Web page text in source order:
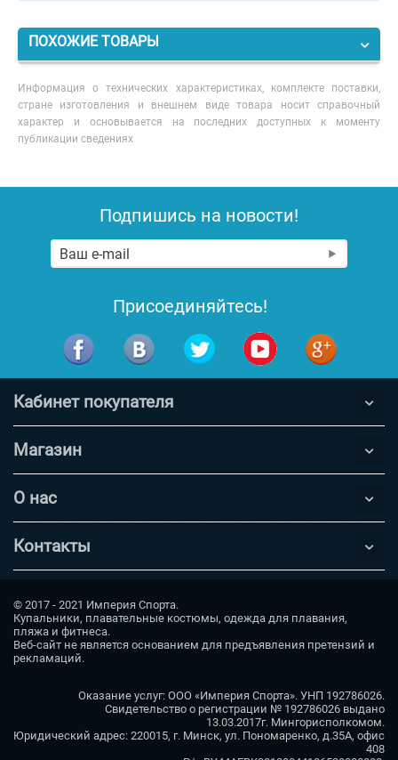
ПОХОЖИЕ ТОВАРЫ
Информация о технических характеристиках, комплекте поставки,
стране изготовления и внешнем виде товара носит справочный
характер и основывается на последних доступных к моменту
публикации сведениях
Подпишись на новости!
Присоединяйтесь!
Кабинет покупателя
Магазин
О нас
Контакты
© 2017 - 2021 Империя Спорта.
Купальники, плавательные костюмы, одежда для плавания,
пляжа и фитнеса.
Веб-сайт не является основанием для предъявления претензий и
рекламаций.
Оказание услуг: ООО «Империя Спорта». УНП 192786026.
Свидетельство о регистрации № 192786026 выдано
13.03.2017г. Мингорисполкомом.
Юридический адрес: 220015, г. Минск, ул. Пономаренко, д.35А, офис
408